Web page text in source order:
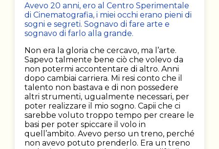
Avevo 20 anni, ero al Centro Sperimentale
di Cinematografia, i miei occhi erano pieni di
sogni e segreti. Sognavo di fare arte e
sognavo di farlo alla grande.
Non era la gloria che cercavo, ma l’arte.
Sapevo talmente bene ciò che volevo da
non potermi accontentare di altro. Anni
dopo cambiai carriera. Mi resi conto che il
talento non bastava e di non possedere
altri strumenti, ugualmente necessari, per
poter realizzare il mio sogno. Capii che ci
sarebbe voluto troppo tempo per creare le
basi per poter spiccare il volo in
quell’ambito. Avevo perso un treno, perché
non avevo potuto prenderlo. Era un treno